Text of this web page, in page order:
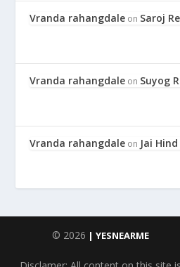
Vranda rahangdale on Saroj
Vranda rahangdale on Suyog
Vranda rahangdale on Jai
© 2026 | YESNEARME